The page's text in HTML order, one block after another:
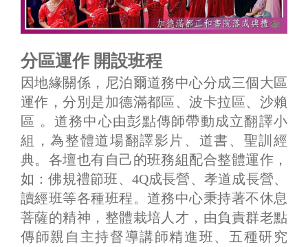
分區運作 開設班程
因地緣關係，尼泊爾道務中心分成三個大區
運作，分別是加德滿都區、波卡拉區、沙賴
區 。道務中心由彭點傳師帶動成立翻譯小
組，為整體道場翻譯影片、道書、聖訓經
典。各壇也有自己的班務組配合整體運作，
如：佛規禮節班、4Q成長營、孝道成長營、
讀經班等各種班程。道務中心秉持著不休息
菩薩的精神，整體栽培人才，由負責群老點
傳師親自主持督導講師精進班、五種研究